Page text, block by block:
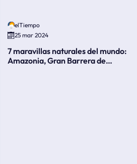
elTiempo
25 mar 2024
7 maravillas naturales del mundo:
Amazonia, Gran Barrera de